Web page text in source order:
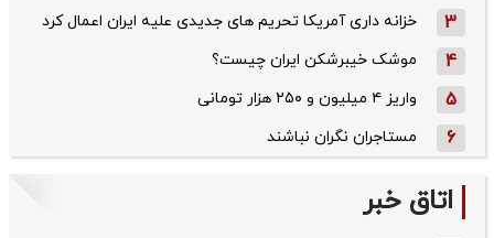
3 خزانه داری آمریکا تحریم های جدیدی علیه ایران اعمال کرد
4 موشک خیبرشکن ایران چیست؟
5 واریز ۴ میلیون و ۲۵۰ هزار تومانی
6 مستاجران نگران نباشند
اتاق خبر